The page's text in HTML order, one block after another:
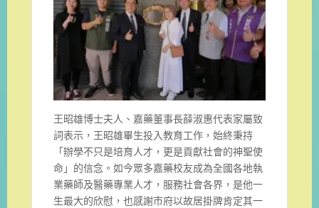
王昭雄博士夫人、嘉藥董事長薛淑惠代表家屬致
詞表示，王昭雄畢生投入教育工作，始終秉持
「辦學不只是培育人才，更是貢獻社會的神聖使
命」的信念。如今眾多嘉藥校友成為全國各地執
業藥師及醫藥專業人才，服務社會各界，是他一
生最大的欣慰，也感謝市府以故居掛牌肯定其一